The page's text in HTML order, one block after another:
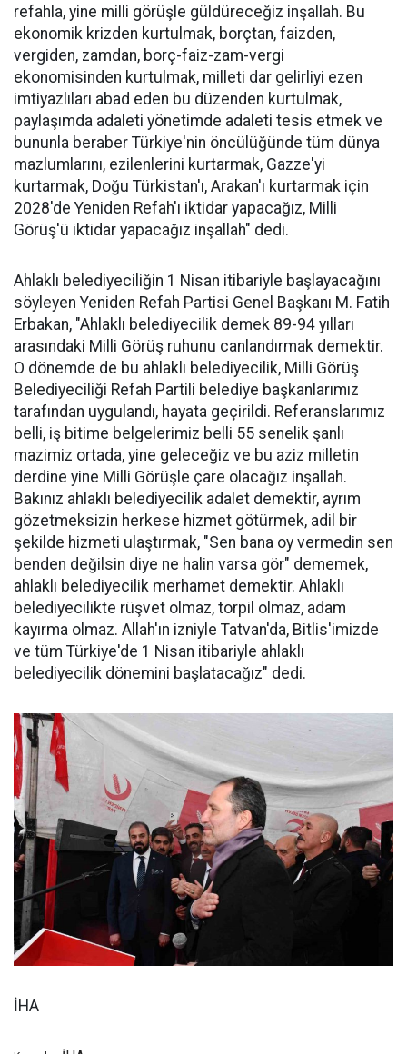
refahla, yine milli görüşle güldüreceğiz inşallah. Bu
ekonomik krizden kurtulmak, borçtan, faizden,
vergiden, zamdan, borç-faiz-zam-vergi
ekonomisinden kurtulmak, milleti dar gelirliyi ezen
imtiyazlıları abad eden bu düzenden kurtulmak,
paylaşımda adaleti yönetimde adaleti tesis etmek ve
bununla beraber Türkiye'nin öncülüğünde tüm dünya
mazlumlarını, ezilenlerini kurtarmak, Gazze'yi
kurtarmak, Doğu Türkistan'ı, Arakan'ı kurtarmak için
2028'de Yeniden Refah'ı iktidar yapacağız, Milli
Görüş'ü iktidar yapacağız inşallah" dedi.
Ahlaklı belediyeciliğin 1 Nisan itibariyle başlayacağını
söyleyen Yeniden Refah Partisi Genel Başkanı M. Fatih
Erbakan, "Ahlaklı belediyecilik demek 89-94 yılları
arasındaki Milli Görüş ruhunu canlandırmak demektir.
O dönemde de bu ahlaklı belediyecilik, Milli Görüş
Belediyeciliği Refah Partili belediye başkanlarımız
tarafından uygulandı, hayata geçirildi. Referanslarımız
belli, iş bitime belgelerimiz belli 55 senelik şanlı
mazimiz ortada, yine geleceğiz ve bu aziz milletin
derdine yine Milli Görüşle çare olacağız inşallah.
Bakınız ahlaklı belediyecilik adalet demektir, ayrım
gözetmeksizin herkese hizmet götürmek, adil bir
şekilde hizmeti ulaştırmak, "Sen bana oy vermedin sen
benden değilsin diye ne halin varsa gör" dememek,
ahlaklı belediyecilik merhamet demektir. Ahlaklı
belediyecilikte rüşvet olmaz, torpil olmaz, adam
kayırma olmaz. Allah'ın izniyle Tatvan'da, Bitlis'imizde
ve tüm Türkiye'de 1 Nisan itibariyle ahlaklı
belediyecilik dönemini başlatacağız" dedi.
İHA